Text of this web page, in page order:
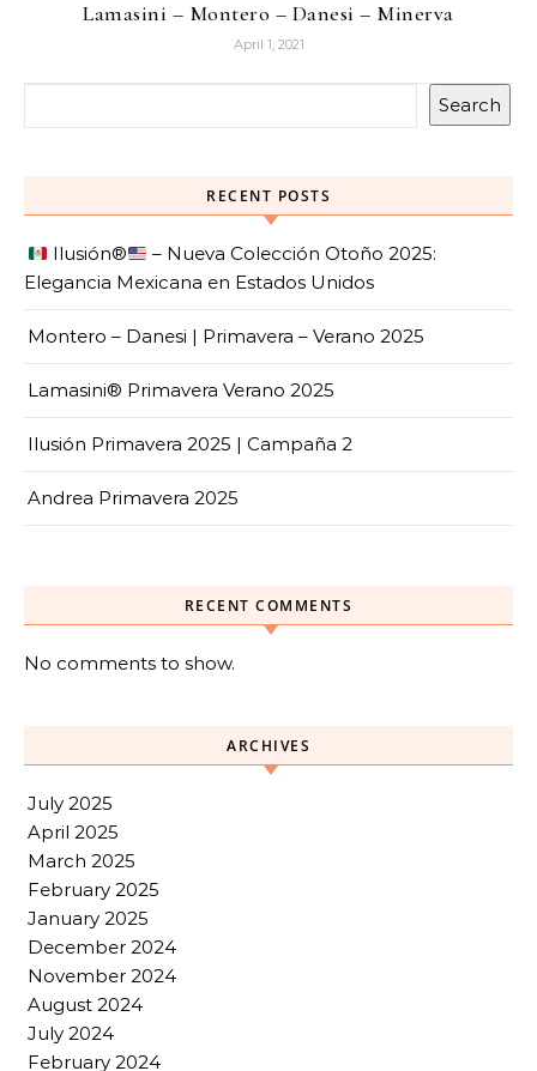
Lamasini – Montero – Danesi – Minerva
April 1, 2021
Search
RECENT POSTS
Ilusión®️
– Nueva Colección Otoño 2025:
Elegancia Mexicana en Estados Unidos
Montero – Danesi | Primavera – Verano 2025
Lamasini® Primavera Verano 2025
Ilusión Primavera 2025 | Campaña 2
Andrea Primavera 2025
RECENT COMMENTS
No comments to show.
ARCHIVES
July 2025
April 2025
March 2025
February 2025
January 2025
December 2024
November 2024
August 2024
July 2024
February 2024